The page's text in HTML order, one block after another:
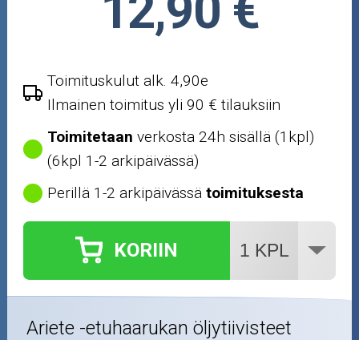
Outlet-tuotteet
Toimituskulut alk. 4,90e
Ilmainen toimitus yli 90 € tilauksiin
Toimitetaan verkosta 24h sisällä (1kpl)
(6kpl 1-2 arkipäivässä)
Perillä 1-2 arkipäivässätoimituksesta
KORIIN
Ariete -etuhaarukan öljytiivisteet